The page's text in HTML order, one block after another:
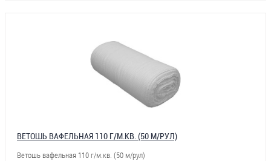
ВЕТОШЬ ВАФЕЛЬНАЯ 110 Г/М.КВ. (50 М/РУЛ)
Ветошь вафельная 110 г/м.кв. (50 м/рул)